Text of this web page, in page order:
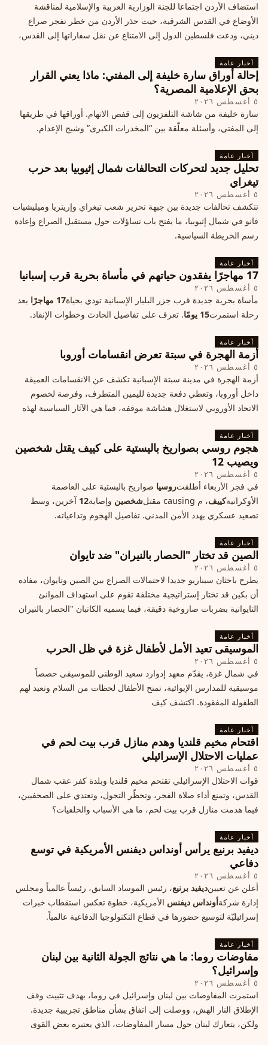
استضاف الأردن اجتماعا للجنة الوزارية العربية والإسلامية لمناقشة
الأوضاع في القدس الشرقية، حيث حذر الأردن من خطر تفجر صراع
ديني، ودعت فلسطين الدول إلى الامتناع عن نقل سفاراتها إلى القدس،
أخبار عامة
إحالة أوراق سارة خليفة إلى المفتي: ماذا يعني القرار
بحق الإعلامية المصرية؟
٥ أغسطس ٢٠٢٦
سارة خليفة من شاشة التلفزيون إلى قفص الاتهام. أوراقها في طريقها
إلى المفتي، وأسئلة معلّقة بين “المخدرات الكبرى” وشبح الإعدام.
أخبار عامة
تحليل جديد لتحركات التحالفات شمال إثيوبيا بعد حرب
تيغراي
٥ أغسطس ٢٠٢٦
تتكشف تحالفات جديدة بين جبهة تحرير شعب تيغراي وإريتريا وميليشيات
فانو في شمال إثيوبيا، ما يفتح باب تساؤلات حول مستقبل الصراع وإعادة
رسم الخريطة السياسية.
أخبار عامة
17 مهاجرًا يفقدون حياتهم في مأساة بحرية قرب إسبانيا
٥ أغسطس ٢٠٢٦
مأساة بحرية جديدة قرب جزر البليار الإسبانية تودي بحياة17 مهاجرًا
بعد
رحلة استمرت15 يومًا . تعرف على تفاصيل الحادث وخطوات الإنقاذ.
أخبار عامة
أزمة الهجرة في سبتة تعرض انقسامات أوروبا
٥ أغسطس ٢٠٢٦
أزمة الهجرة في مدينة سبتة الإسبانية تكشف عن الانقسامات العميقة
داخل أوروبا، وتعطي دفعة جديدة لليمين المتطرف، وفرصة لخصوم
الاتحاد الأوروبي لاستغلال هشاشة موقفه، فما هي الآثار السياسية لهذه
أخبار عامة
هجوم روسي بصواريخ باليستية على كييف يقتل شخصين
ويصيب 12
٥ أغسطس ٢٠٢٦
في فجر الأربعاء أطلقتروسيا صواريخ باليستية على العاصمة
الأوكرانيةكييف، م causing مقتل شخصين وإصابة12 آخرين، وسط
تصعيد عسكري يهدد الأمن المدني. تفاصيل الهجوم وتداعياته.
أخبار عامة
الصين قد تختار "الحصار بالنيران" ضد تايوان
٥ أغسطس ٢٠٢٦
يطرح باحثان سيناريو جديدا لاحتمالات الصراع بين الصين وتايوان، مفاده
أن بكين قد تختار إستراتيجية مختلفة تقوم على استهداف الموانئ
التايوانية بضربات صاروخية دقيقة، فيما يسميه الكاتبان "الحصار بالنيران
أخبار عامة
الموسيقى تعيد الأمل لأطفال غزة في ظل الحرب
٥ أغسطس ٢٠٢٦
في شمال غزة، يقدّم معهد إدوارد سعيد الوطني للموسيقى حصصاً
موسيقية للمدارس الإيوائية، تمنح الأطفال لحظات من السلام وتعيد لهم
الطفولة المفقودة. اكتشف كيف
أخبار عامة
اقتحام مخيم قلنديا وهدم منازل قرب بيت لحم في
عمليات الاحتلال الإسرائيلي
٥ أغسطس ٢٠٢٦
قوات الاحتلال الإسرائيلي تقتحم مخيم قلنديا وبلدة كفر عقب شمال
القدس، وتمنع أداء صلاة الفجر، وتحظّر التجول، وتعتدي على الصحفيين،
فيما هدمت منازل قرب بيت لحم، ما هي الأسباب والخلفيات؟
أخبار عامة
ديفيد برنيع يرأس أونداس ديفنس الأمريكية في توسع
دفاعي
٥ أغسطس ٢٠٢٦
أعلن عن تعيينديفيد برنيع، رئيس الموساد السابق، رئيساً عالمياً ومجلس
إدارة شركةأونداس ديفنس الأمريكية، خطوة تعكس استقطاب خبرات
إسرائيليّة لتوسيع حضورها في قطاع التكنولوجيا الدفاعية عالمياً.
أخبار عامة
مفاوضات روما: ما هي نتائج الجولة الثانية بين لبنان
وإسرائيل؟
٥ أغسطس ٢٠٢٦
استمرت المفاوضات بين لبنان وإسرائيل في روما، بهدف تثبيت وقف
الإطلاق النار الهش، ووصلت إلى اتفاق بشأن مناطق تجريبية جديدة.
ولكن، يتعارك لبنان حول مسار المفاوضات، الذي يعتبره بعض القوى